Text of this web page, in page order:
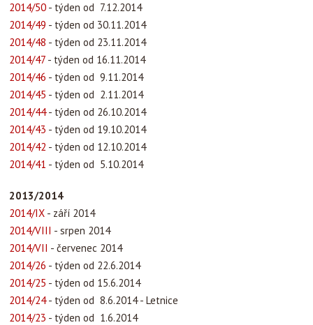
2014/50 - týden od 7.12.2014
2014/49 - týden od 30.11.2014
2014/48 - týden od 23.11.2014
2014/47 - týden od 16.11.2014
2014/46 - týden od 9.11.2014
2014/45 - týden od 2.11.2014
2014/44- týden od 26.10.2014
2014/43 - týden od 19.10.2014
2014/42 - týden od 12.10.2014
2014/41 - týden od 5.10.2014
2013/2014
2014/IX - září 2014
2014/VIII - srpen 2014
2014/VII - červenec 2014
2014/26 - týden od 22.6.2014
2014/25 - týden od 15.6.2014
2014/24- týden od 8.6.2014 - Letnice
2014/23 - týden od 1.6.2014